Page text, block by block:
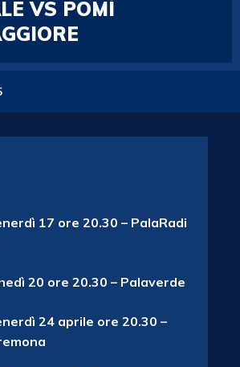
VS POMÌ
17 ore 20.30 – PalaRadi
20 ore 20.30 – Palaverde
24 aprile ore 20.30 –